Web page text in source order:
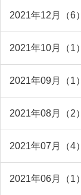
2021年12月（6）
2021年10月（1）
2021年09月（1）
2021年08月（2）
2021年07月（4）
2021年06月（1）